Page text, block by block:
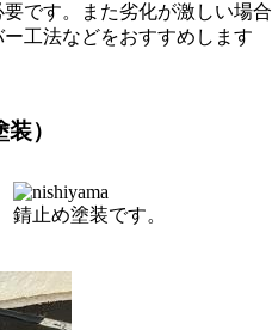
です。また劣化が激しい場合
工法などをおすすめします
）
錆止め塗装です。